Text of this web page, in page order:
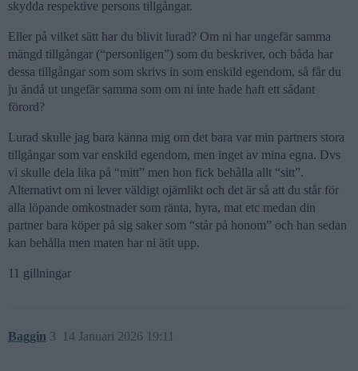
skydda respektive persons tillgångar.
Eller på vilket sätt har du blivit lurad? Om ni har ungefär samma
mängd tillgångar (“personligen”) som du beskriver, och båda har
dessa tillgångar som som skrivs in som enskild egendom, så får du
ju ändå ut ungefär samma som om ni inte hade haft ett sådant
förord?
Lurad skulle jag bara känna mig om det bara var min partners stora
tillgångar som var enskild egendom, men inget av mina egna. Dvs
vi skulle dela lika på “mitt” men hon fick behålla allt “sitt”.
Alternativt om ni lever väldigt ojämlikt och det är så att du står för
alla löpande omkostnader som ränta, hyra, mat etc medan din
partner bara köper på sig saker som “står på honom” och han sedan
kan behålla men maten har ni ätit upp.
11 gillningar
Baggin 14 Januari 2026 19:11
3